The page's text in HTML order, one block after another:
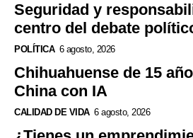
Seguridad y
centro del debate
POLÍTICA 6 agosto, 2026
Chihuahuense de 15
China con IA
CALIDAD DE VIDA 6 agosto, 2026